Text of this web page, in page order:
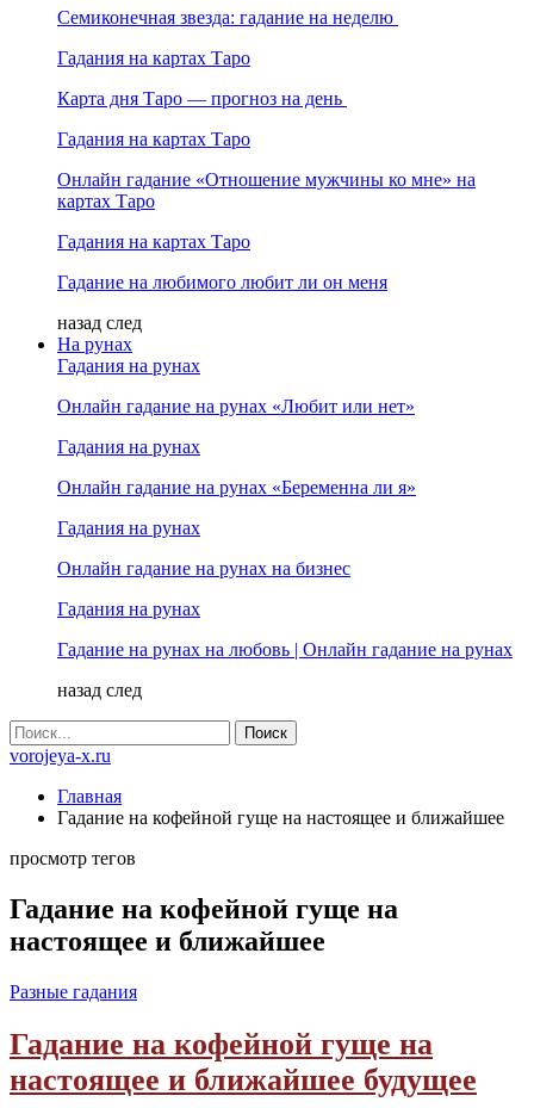
Семиконечная звезда: гадание на неделю
Гадания на картах Таро
Карта дня Таро — прогноз на день
Гадания на картах Таро
Онлайн гадание «Отношение мужчины ко мне» на
картах Таро
Гадания на картах Таро
Гадание на любимого любит ли он меня
назад след
На рунах
Гадания на рунах
Онлайн гадание на рунах «Любит или нет»
Гадания на рунах
Онлайн гадание на рунах «Беременна ли я»
Гадания на рунах
Онлайн гадание на рунах на бизнес
Гадания на рунах
Гадание на рунах на любовь | Онлайн гадание на рунах
назад след
vorojeya-x.ru
Главная
Гадание на кофейной гуще на настоящее и ближайшее
просмотр тегов
Гадание на кофейной гуще на
настоящее и ближайшее
Разные гадания
Гадание на кофейной гуще на
настоящее и ближайшее будущее